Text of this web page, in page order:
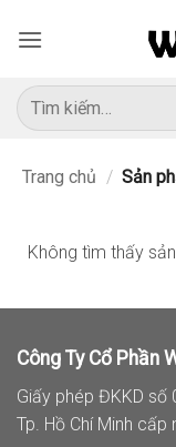
qua
dung
Tìm
kiếm:
Trang chủ / Sản
Không tìm thấy
Công Ty Cổ Phần
Giấy phép ĐKKD
Tp. Hồ Chí Minh